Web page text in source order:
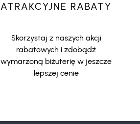
ATRAKCYJNE RABATY
Skorzystaj z naszych akcji
rabatowych i zdobądź
wymarzoną biżuterię w jeszcze
lepszej cenie